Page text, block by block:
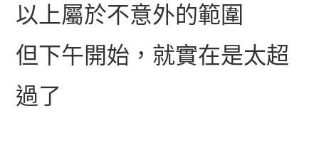
以上屬於不意外的範圍
但下午開始，就實在是太超
過了